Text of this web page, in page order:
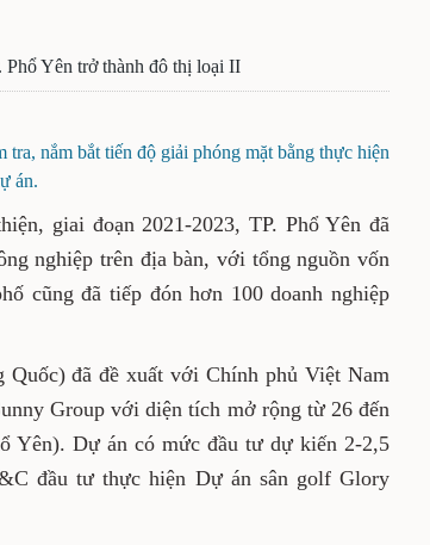
Yên trở thành đô thị loại II
nắm bắt tiến độ giải phóng mặt bằng thực hiện
án.
giai đoạn 2021-2023, TP. Phổ Yên đã
nghiệp trên địa bàn, với tổng nguồn vốn
cũng đã tiếp đón hơn 100 doanh nghiệp
Quốc) đã đề xuất với Chính phủ Việt Nam
Group với diện tích mở rộng từ 26 đến
Yên). Dự án có mức đầu tư dự kiến 2-2,5
đầu tư thực hiện Dự án sân golf Glory